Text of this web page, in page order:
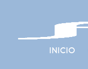
INICIO